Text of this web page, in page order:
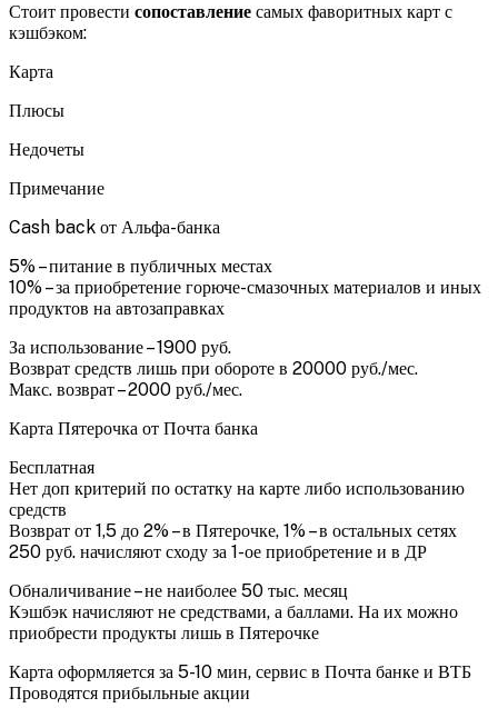
Стоит провести сопоставление самых фаворитных карт с
кэшбэком:
Карта
Плюсы
Недочеты
Примечание
Cash back от Альфа-банка
5% – питание в публичных местах
10% – за приобретение горюче-смазочных материалов и иных
продуктов на автозаправках
За использование – 1900 руб.
Возврат средств лишь при обороте в 20000 руб./мес.
Макс. возврат – 2000 руб./мес.
Карта Пятерочка от Почта банка
Бесплатная
Нет доп критерий по остатку на карте либо использованию
средств
Возврат от 1,5 до 2% – в Пятерочке, 1% – в остальных сетях
250 руб. начисляют сходу за 1-ое приобретение и в ДР
Обналичивание – не наиболее 50 тыс. месяц
Кэшбэк начисляют не средствами, а баллами. На их можно
приобрести продукты лишь в Пятерочке
Карта оформляется за 5-10 мин, сервис в Почта банке и ВТБ
Проводятся прибыльные акции